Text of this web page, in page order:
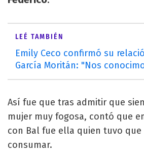
LEÉ TAMBIÉN
Emily Ceco confirmó su
García Moritán: "Nos
Así fue que tras admitir que
mujer muy fogosa, contó que
con Bal fue ella quien tuvo que
consumar.